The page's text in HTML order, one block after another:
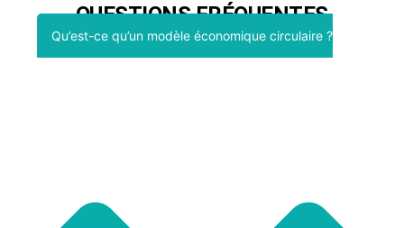
QUESTIONS FRÉQUENTES
Qu’est-ce qu’un modèle économique circulaire ?